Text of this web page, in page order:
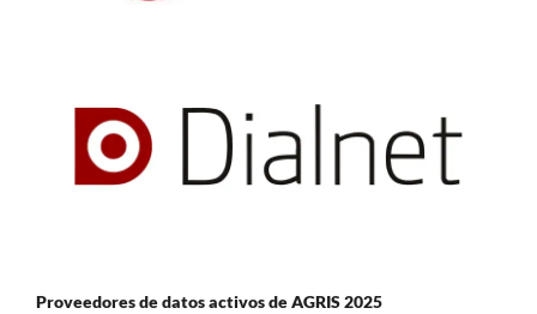
Proveedores de datos activos de AGRIS 2025